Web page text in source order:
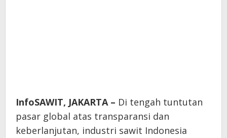
InfoSAWIT, JAKARTA – Di tengah tuntutan
pasar global atas transparansi dan
keberlanjutan, industri sawit Indonesia